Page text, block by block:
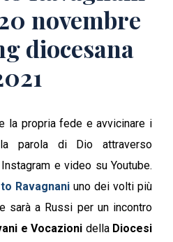
novembre
diocesana
la propria fede e avvicinare i
parola di Dio attraverso
e video su Youtube.
Ravagnani uno dei volti più
sarà a Russi per un incontro
e Vocazioni dellaDiocesi